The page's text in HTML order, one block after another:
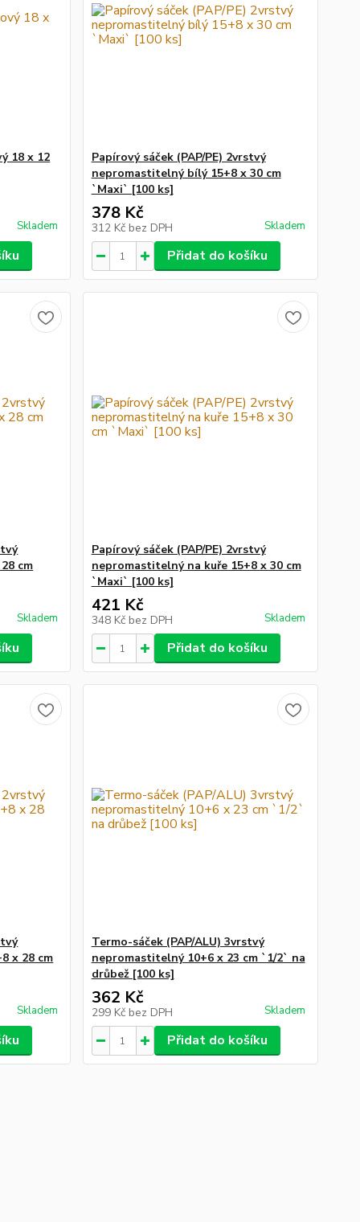
18 x 12
Skladem
Papírový sáček (PAP/PE) 2vrstvý
nepromastitelný bílý 15+8 x 30 cm
`Maxi` [100 ks]
378 Kč
312 Kč bez DPH Skladem
Přidat do košíku
cm
Skladem
Papírový sáček (PAP/PE) 2vrstvý
nepromastitelný na kuře 15+8 x 30 cm
`Maxi` [100 ks]
421 Kč
348 Kč bez DPH Skladem
Přidat do košíku
x 28 cm
Skladem
Termo-sáček (PAP/ALU) 3vrstvý
nepromastitelný 10+6 x 23 cm `1/2` na
drůbež [100 ks]
362 Kč
299 Kč bez DPH Skladem
Přidat do košíku